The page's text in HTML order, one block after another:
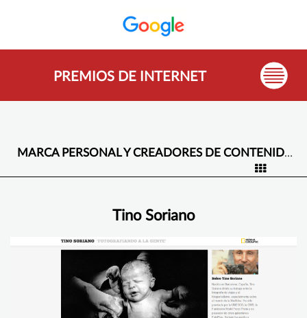
PREMIOS DE INTERNET
MARCA PERSONAL Y CREADORES DE CONTENIDO -
Tino Soriano